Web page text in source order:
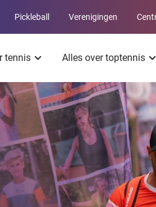
Pickleball Verenigingen
tennis Alles over toptennis